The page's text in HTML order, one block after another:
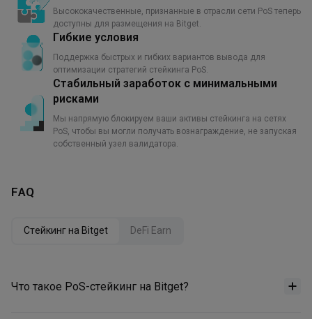
Высококачественные, признанные в отрасли сети PoS теперь
доступны для размещения на Bitget.
Гибкие условия
Поддержка быстрых и гибких вариантов вывода для
оптимизации стратегий стейкинга PoS.
Стабильный заработок с минимальными
рисками
Мы напрямую блокируем ваши активы стейкинга на сетях
PoS, чтобы вы могли получать вознаграждение, не запуская
собственный узел валидатора.
FAQ
Стейкинг на Bitget DeFi Earn
Что такое PoS-стейкинг на Bitget?